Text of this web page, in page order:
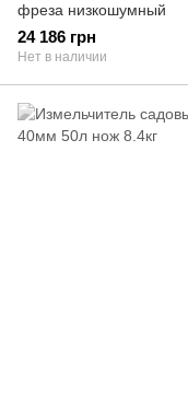
фреза низкошумный
24 186 грн
Нет в наличии